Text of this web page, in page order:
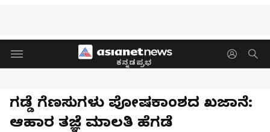
ಕನ್ನಡಪ್ರಭ
ಗಡ್ಡೆ ಗೆಣಸುಗಳು ಪೋಷಕಾಂಶದ ಖಜಾನೆ:
ಆಹಾರ ತಜ್ಞೆ ಮಾಲತಿ ಹೆಗಡೆ